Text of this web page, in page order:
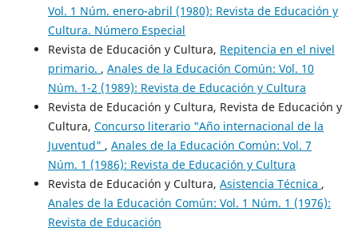
Vol. 1 Núm. enero-abril (1980): Revista de Educación y
Cultura. Número Especial
Revista de Educación y Cultura, Repitencia en el nivel
primario. , Anales de la Educación Común: Vol. 10
Núm. 1-2 (1989): Revista de Educación y Cultura
Revista de Educación y Cultura, Revista de Educación y
Cultura, Concurso literario "Año internacional de la
Juventud" , Anales de la Educación Común: Vol. 7
Núm. 1 (1986): Revista de Educación y Cultura
Revista de Educación y Cultura, Asistencia Técnica ,
Anales de la Educación Común: Vol. 1 Núm. 1 (1976):
Revista de Educación